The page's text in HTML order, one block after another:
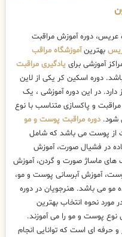
عریس، دوره آموزش مراقبت
بهترینآموزشگاه مراقب
آموزشی برای یادگیری مراقبت
دوره اسکین کر یکی از لاین
در این دوره آموزشی ، یک
و پاکسازی متناسب با نوع
شود.دوره مراقبت پوست و مو
از پوست می باشد که شامل
در فشیال صورت، آموزش
های ماساژ صورت و گردن، آموزش
آموزش آبرسانی پوست و مو،
مو می باشد. هنرجویان در دوره
نحوه انتخاب بهترین
نوع پوست و مو را می آموزند.
حرفه ای است که توانایی انجام